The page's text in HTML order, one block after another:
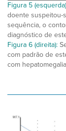
Figura 5
doente suspeitou-
sequência, o
diagnóstico de
Figura 6 (direita):
com padrão de
com